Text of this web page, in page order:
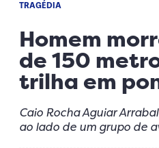
TRAGÉDIA
Homem
de 150
trilha em
Caio Rocha Aguiar
ao lado de um grupo de